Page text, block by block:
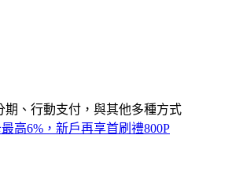
期、行動支付，與其他多種方式
高6%，新戶再享首刷禮800P